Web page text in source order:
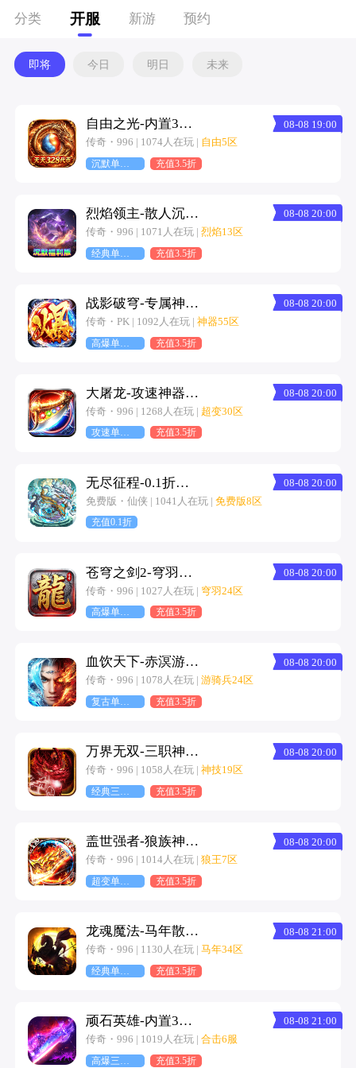
分类 开服 新游 预约
即将 今日 明日 未来
自由之光-内置3折天天328代币免费版
传奇・996 | 1074人在玩 | 自由5区
沉默单职业 充值3.5折
08-08 19:00
烈焰领主-散人沉默福利版
传奇・996 | 1071人在玩 |烈焰13区
充值3.5折
08-08 20:00
战影破穹-专属神器大陆
传奇・PK | 1092人在玩 |神器55区
充值3.5折
08-08 20:00
大屠龙-攻速神器无限刀
传奇・996 | 1268人在玩 | 超变30区
攻速单职业 充值3.5折
08-08 20:00
无尽征程-0.1折每天送6480代金卷-混服
免费版・仙侠 | 1041人在玩 | 免费版8区
充值0.1折
08-08 20:00
苍穹之剑2-穹羽神爆攻速
传奇・996 | 1027人在玩 | 穹羽24区
高爆单职业 充值3.5折
08-08 20:00
血饮天下-赤溟游兵爆爆杀
传奇・996 | 1078人在玩 |游骑兵24区
复古单职业 充值3.5折
08-08 20:00
万界无双-三职神技觉醒割草
传奇・996 | 1058人在玩 |神技19区
经典三职业 充值3.5折
08-08 20:00
盖世强者-狼族神兵爽爽爆
传奇・996 | 1014人在玩 |狼王7区
超变单职业 充值3.5折
08-08 20:00
龙魂魔法-马年散人专属
传奇・996 | 1130人在玩 |马年34区
经典单职业 充值3.5折
08-08 21:00
顽石英雄-内置3折复古合击天天648
传奇・996 | 1019人在玩 |合击6服
充值3.5折
08-08 21:00